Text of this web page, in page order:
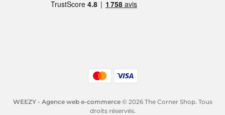
WEEZY - Agence web e-commerce© 2026 The Corner Shop. Tous
droits réservés.